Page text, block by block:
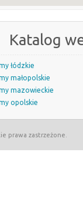
Katalog
łódzkie
małopolskie
mazowieckie
opolskie
prawa zastrzeżone.